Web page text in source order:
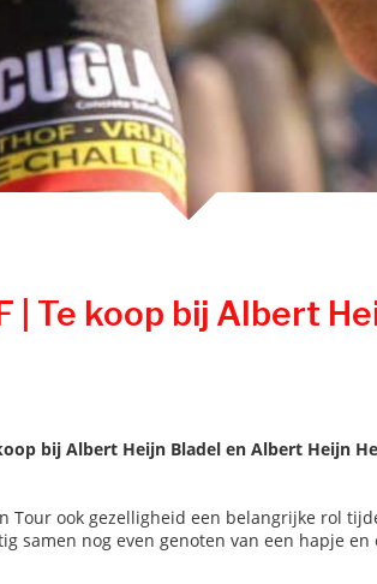
| Te koop bij Albert
bij Albert Heijn Bladel en Albert Heijn
Tour ook gezelligheid een belangrijke rol
samen nog even genoten van een hapje en